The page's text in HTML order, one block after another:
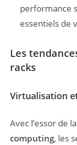
performance
essentiels de
Les
racks
Virtualisation
Avec l’essor de
computing, les